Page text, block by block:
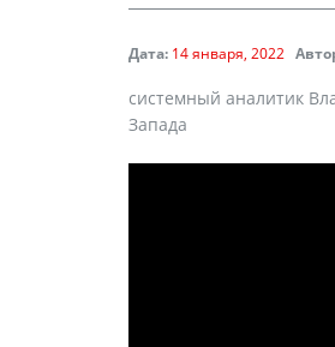
Дата: 14 января, 2022
системный аналитик
Запада